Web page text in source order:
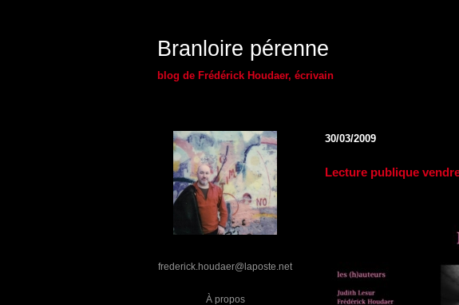
Branloire pérenne
blog de Frédérick Houdaer, écrivain
frederick.houdaer@laposte.net
À propos
30/03/2009
Lecture publique